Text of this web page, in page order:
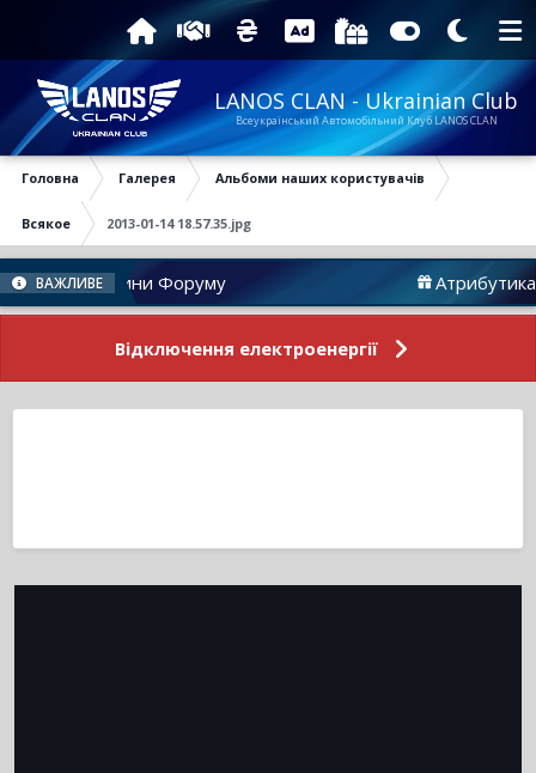
LANOS CLAN - Ukrainian Club
Всеукраїнський Автомобільний Клуб LANOS CLAN
Головна Галерея Альбоми наших користувачів
Всякое 2013-01-14 18.57.35.jpg
ВАЖЛИВЕ
Новини Форуму Атрибутика
Відключення електроенергії